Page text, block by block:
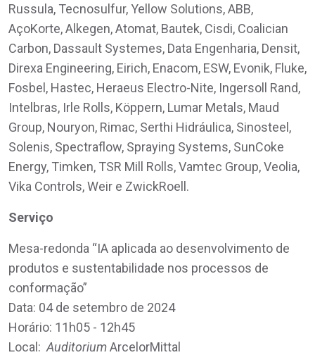
Russula, Tecnosulfur, Yellow Solutions, ABB,
AçoKorte, Alkegen, Atomat, Bautek, Cisdi, Coalician
Carbon, Dassault Systemes, Data Engenharia, Densit,
Direxa Engineering, Eirich, Enacom, ESW, Evonik, Fluke,
Fosbel, Hastec, Heraeus Electro-Nite, Ingersoll Rand,
Intelbras, Irle Rolls, Köppern, Lumar Metals, Maud
Group, Nouryon, Rimac, Serthi Hidráulica, Sinosteel,
Solenis, Spectraflow, Spraying Systems, SunCoke
Energy, Timken, TSR Mill Rolls, Vamtec Group, Veolia,
Vika Controls, Weir e ZwickRoell.
Serviço
Mesa-redonda “IA aplicada ao desenvolvimento de
produtos e sustentabilidade nos processos de
conformação”
Data: 04 de setembro de 2024
Horário: 11h05 - 12h45
Local: AuditoriumArcelorMittal